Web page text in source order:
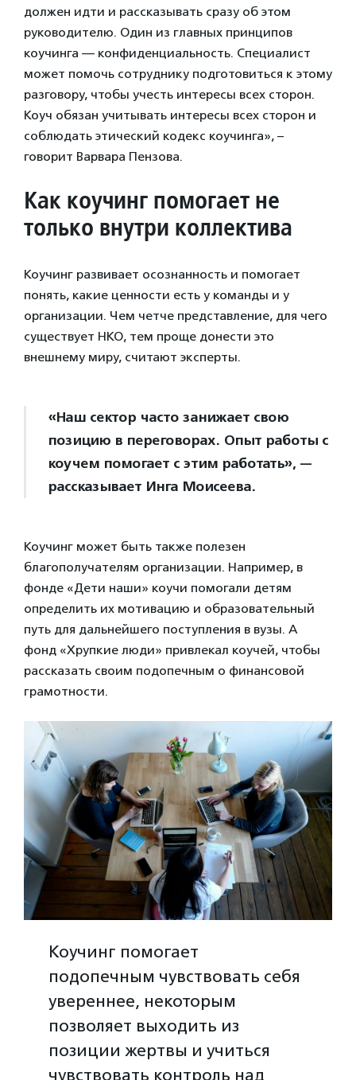
должен идти и рассказывать сразу об этом
руководителю. Один из главных принципов
коучинга — конфиденциальность. Специалист
может помочь сотруднику подготовиться к этому
разговору, чтобы учесть интересы всех сторон.
Коуч обязан учитывать интересы всех сторон и
соблюдать этический кодекс коучинга», –
говорит Варвара Пензова.
Как коучинг помогает не
только внутри коллектива
Коучинг развивает осознанность и помогает
понять, какие ценности есть у команды и у
организации. Чем четче представление, для чего
существует НКО, тем проще донести это
внешнему миру, считают эксперты.
«Наш сектор часто занижает свою
позицию в переговорах. Опыт работы с
коучем помогает с этим работать», —
рассказывает Инга Моисеева.
Коучинг может быть также полезен
благополучателям организации. Например, в
фонде «Дети наши» коучи помогали детям
определить их мотивацию и образовательный
путь для дальнейшего поступления в вузы. А
фонд «Хрупкие люди» привлекал коучей, чтобы
рассказать своим подопечным о финансовой
грамотности.
Коучинг помогает
подопечным чувствовать себя
увереннее, некоторым
позволяет выходить из
позиции жертвы и учиться
чувствовать контроль над